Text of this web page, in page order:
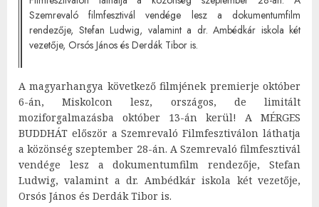
Szemrevaló filmfesztivál vendége lesz a dokumentumfilm
rendezője, Stefan Ludwig, valamint a dr. Ambédkár iskola két
vezetője, Orsós János és Derdák Tibor is.
A magyarhangya következő filmjének premierje október
6-án, Miskolcon lesz, országos, de limitált
moziforgalmazásba október 13-án kerül! A MÉRGES
BUDDHÁT először a Szemrevaló Filmfesztiválon láthatja
a közönség szeptember 28-án. A Szemrevaló filmfesztivál
vendége lesz a dokumentumfilm rendezője, Stefan
Ludwig, valamint a dr. Ambédkár iskola két vezetője,
Orsós János és Derdák Tibor is.